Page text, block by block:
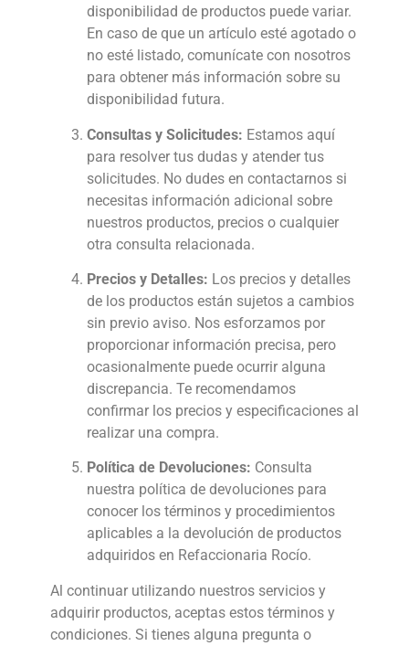
disponibilidad de productos puede variar.
En caso de que un artículo esté agotado o
no esté listado, comunícate con nosotros
para obtener más información sobre su
disponibilidad futura.
Consultas y Solicitudes: Estamos aquí
para resolver tus dudas y atender tus
solicitudes. No dudes en contactarnos si
necesitas información adicional sobre
nuestros productos, precios o cualquier
otra consulta relacionada.
Precios y Detalles: Los precios y detalles
de los productos están sujetos a cambios
sin previo aviso. Nos esforzamos por
proporcionar información precisa, pero
ocasionalmente puede ocurrir alguna
discrepancia. Te recomendamos
confirmar los precios y especificaciones al
realizar una compra.
Política de Devoluciones: Consulta
nuestra política de devoluciones para
conocer los términos y procedimientos
aplicables a la devolución de productos
adquiridos en Refaccionaria Rocío.
Al continuar utilizando nuestros servicios y
adquirir productos, aceptas estos términos y
condiciones. Si tienes alguna pregunta o